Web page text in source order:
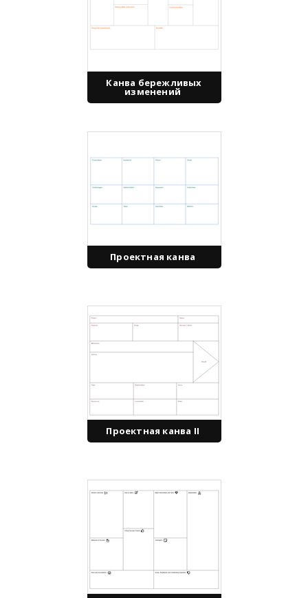
Канва бережливых
изменений
Проектная канва
Проектная канва II